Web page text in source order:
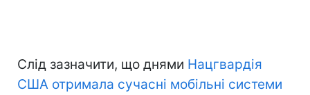
Слід зазначити, що днями Нацгвардія
США отримала сучасні мобільні системи